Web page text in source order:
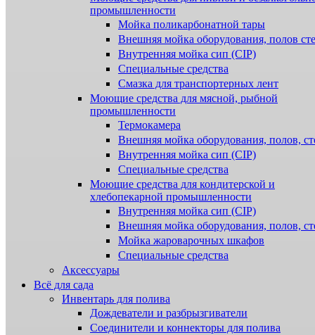
промышленности
Мойка поликарбонатной тары
Внешняя мойка оборудования, полов
Внутренняя мойка сип (CIP)
Специальные средства
Смазка для транспортерных лент
Моющие средства для мясной, рыбной
промышленности
Термокамера
Внешняя мойка оборудования, полов,
Внутренняя мойка сип (CIP)
Специальные средства
Моющие средства для кондитерской и
хлебопекарной промышленности
Внутренняя мойка сип (CIP)
Внешняя мойка оборудования, полов,
Мойка жароварочных шкафов
Специальные средства
Аксессуары
Всё для сада
Инвентарь для полива
Дождеватели и разбрызгиватели
Соединители и коннекторы для полива